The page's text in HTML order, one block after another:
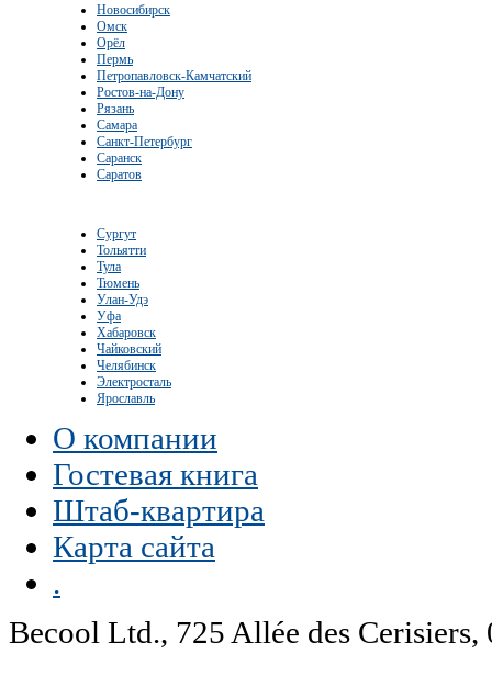
Новосибирск
Омск
Орёл
Пермь
Петропавловск-Камчатский
Ростов-на-Дону
Рязань
Самара
Санкт-Петербург
Саранск
Саратов
Сургут
Тольятти
Тула
Тюмень
Улан-Удэ
Уфа
Хабаровск
Чайковский
Челябинск
Электросталь
Ярославль
О компании
Гостевая книга
Штаб-квартира
Карта сайта
.
Becool Ltd., 725 Allée des